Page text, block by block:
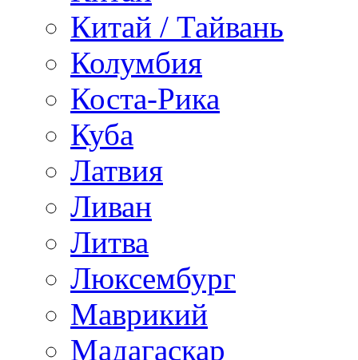
Китай / Тайвань
Колумбия
Коста-Рика
Куба
Латвия
Ливан
Литва
Люксембург
Маврикий
Мадагаскар